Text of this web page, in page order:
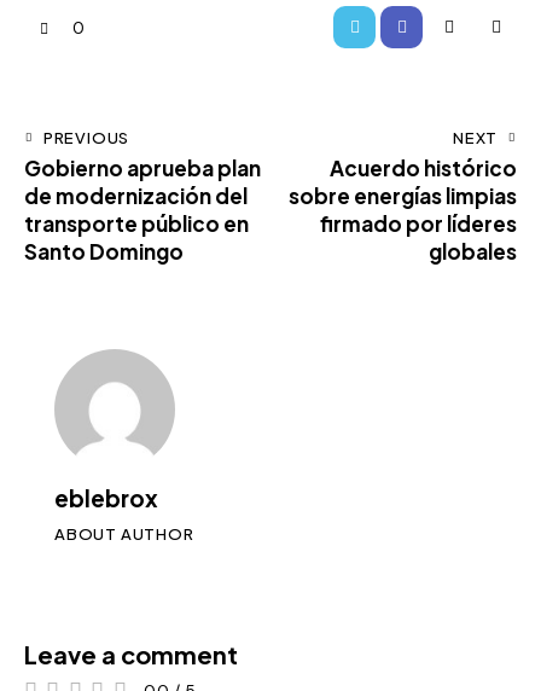
0
PREVIOUS
Gobierno aprueba plan
de modernización del
transporte público en
Santo Domingo
NEXT
Acuerdo histórico
sobre energías limpias
firmado por líderes
globales
eblebrox
ABOUT AUTHOR
Leave a comment